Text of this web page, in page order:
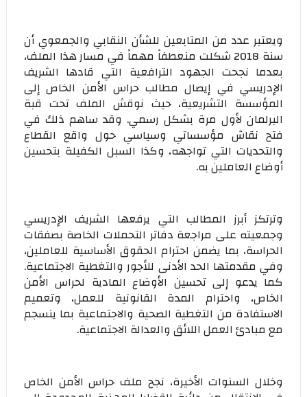
ويعتبر عدد من المتابعين للشأن النقابي والجمعوي أن
سنة 2018 شكلت منعطفاً مهماً في مسار هذا الملف،
بعدما نجحت الجهود الترافعية التي قادها الشريف
الإدريسي في إيصال مطالب حراس الأمن الخاص إلى
المؤسسة التشريعية، حيث نوقش الملف تحت قبة
البرلمان لأول مرة بشكل رسمي. وقد ساهم ذلك في
فتح نقاش مؤسساتي وسياسي حول واقع القطاع
والتحديات التي تواجهه، وكذا السبل الكفيلة بتحسين
أوضاع العاملين به.
وترتكز أبرز المطالب التي يرفعها الشريف الإدريسي
وجمعيته على مراجعة دفاتر التحملات الخاصة بصفقات
الحراسة، بما يضمن احترام الحقوق الأساسية للعاملين،
وفي مقدمتها الحد الأدنى للأجور والتغطية الاجتماعية.
كما يدعو إلى تحسين الأوضاع المادية لحراس الأمن
الخاص، واحترام المدة القانونية للعمل، وتعميم
الاستفادة من التغطية الصحية والاجتماعية بما ينسجم
مع مبادئ العمل اللائق والعدالة الاجتماعية.
وخلال السنوات الأخيرة، نجح ملف حراس الأمن الخاص